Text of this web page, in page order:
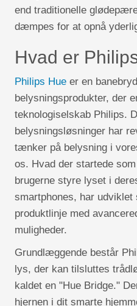
end traditionelle
dæmpes for at opnå
Hvad er
Philips Hue er en
belysningsprodukter, der
teknologiselskab Philips.
belysningsløsninger har
tænker på belysning i
os. Hvad der startede
brugerne styre lyset i
smartphones, har udviklet
produktlinje med
muligheder.
Grundlæggende består
lys, der kan tilsluttes
kaldet en "Hue Bridge."
hjernen i dit smarte